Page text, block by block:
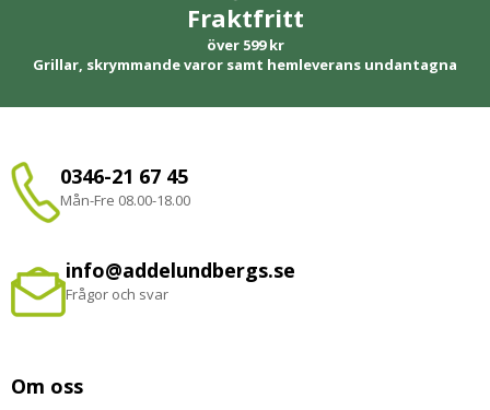
Fraktfritt
över 599 kr
Grillar, skrymmande varor samt hemleverans undantagna
0346-21 67 45
Mån-Fre 08.00-18.00
info@addelundbergs.se
Frågor och svar
Om oss